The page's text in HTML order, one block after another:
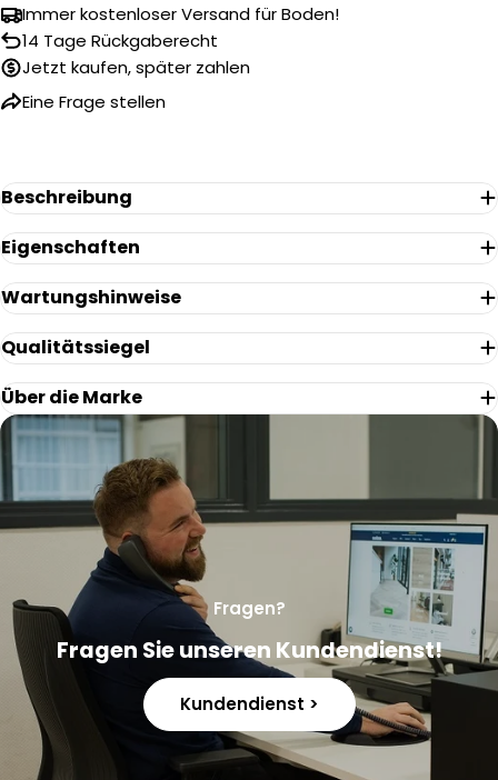
Immer kostenloser Versand für Boden!
14 Tage Rückgaberecht
Jetzt kaufen, später zahlen
Eine Frage stellen
Eine Frage stellen
Ihr
Ihr
Telefon
Ihre
Nachricht
Die mit * gekennzeichneten Felder sind Pflichtfelder.
Fragen?
Fragen Sie unseren Kundendienst!
Kundendienst >
Beschreibung
Eigenschaften
Wartungshinweise
Qualitätssiegel
Über die Marke